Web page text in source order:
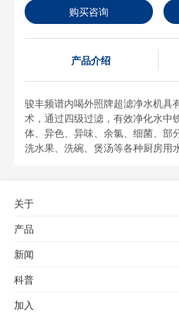
购买咨询
产品介绍
骏丰频谱内喝外照牌超滤净水机具
术，通过四级过滤，有效净化水中
体、异色、异味、余氯、细菌、部
洗水果、洗碗、煲汤等各种厨房用
关于
产品
新闻
科普
加入